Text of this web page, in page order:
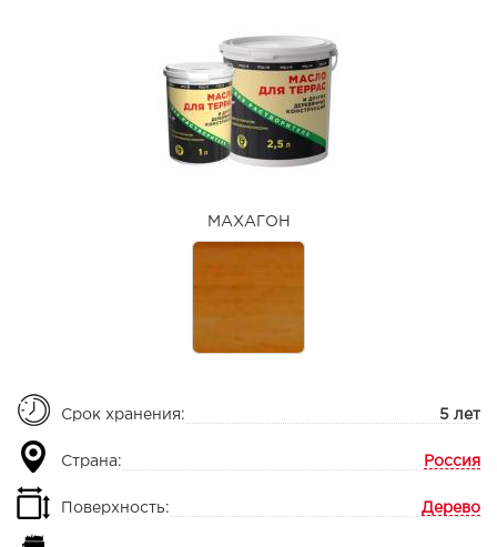
МАХАГОН
Срок хранения: 5 лет
Страна: Россия
Поверхность: Дерево